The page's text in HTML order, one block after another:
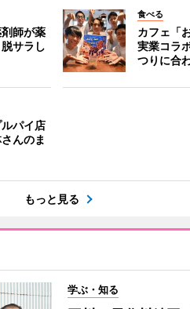
師が薬
サラし
食べる
カフェ「
実業コラ
つりに合
パイ店
んのま
もっと見る
学ぶ・知る